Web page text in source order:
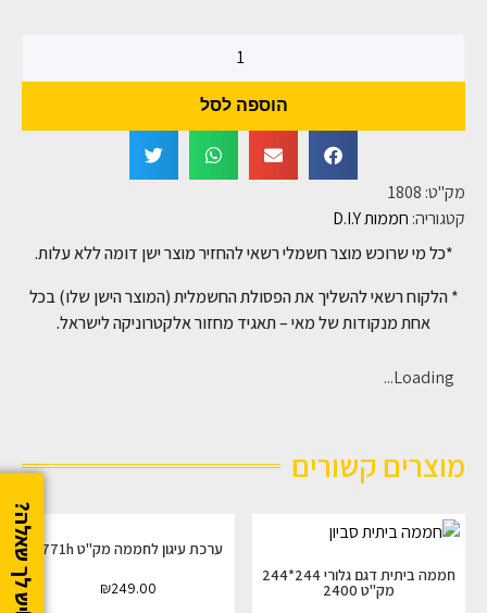
יש לך שאלה?
הוספה לסל
מק"ט: 1808
קטגוריה: חממות D.I.Y
*כל מי שרוכש מוצר חשמלי רשאי להחזיר מוצר ישן דומה ללא עלות.
* הלקוח רשאי להשליך את הפסולת החשמלית (המוצר הישן שלו) בכל
אחת מנקודות של מאי – תאגיד מחזור אלקטרוניקה לישראל.
Loading...
מוצרים קשורים
חממה ביתית דגם גלורי 244*244
מק"ט 2400
ערכת עיגון לחממה מק"ט 2771h
₪249.00